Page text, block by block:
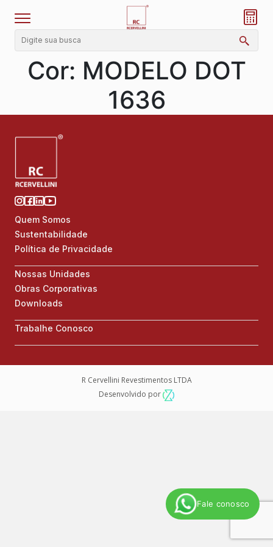
Fale conosco
Cor: MODELO DOT
1636
Quem Somos
Sustentabilidade
Política de Privacidade
Nossas Unidades
Obras Corporativas
Downloads
Trabalhe Conosco
R Cervellini Revestimentos LTDA
Desenvolvido por